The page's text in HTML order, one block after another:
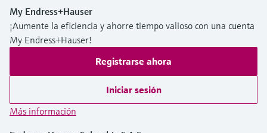
My Endress+Hauser
¡Aumente la eficiencia y ahorre tiempo valioso con una cuenta
My Endress+Hauser!
Registrarse ahora
Iniciar sesión
Más información